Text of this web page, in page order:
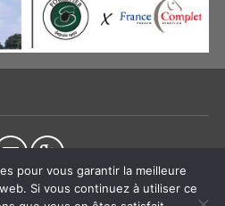
les évènements
Liens utiles
pour vous garantir la meilleure
Si vous continuez à utiliser ce